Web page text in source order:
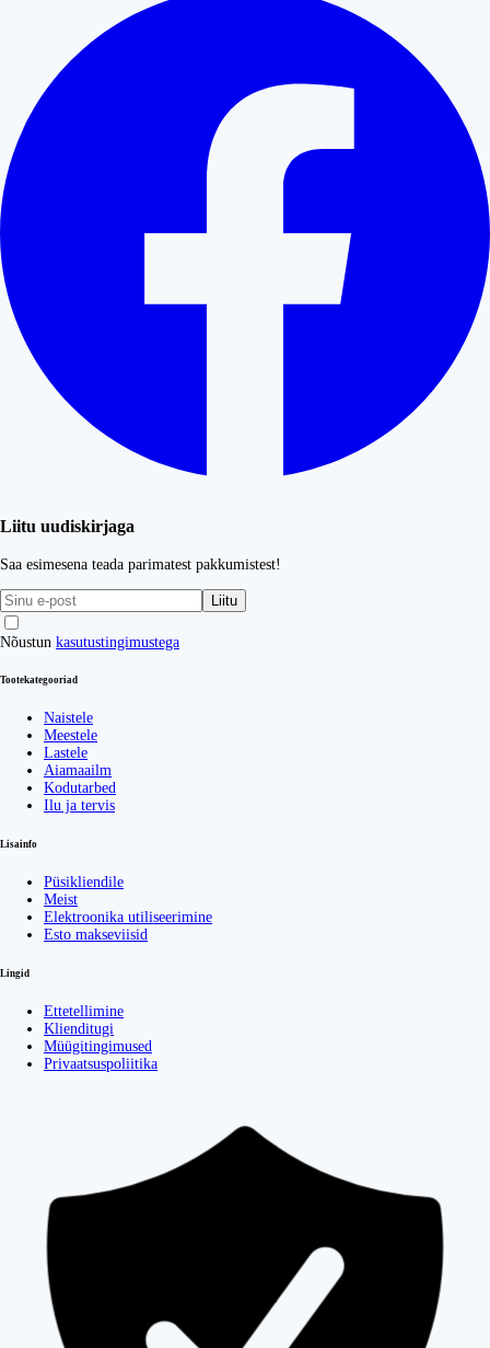
Liitu uudiskirjaga
Saa esimesena teada parimatest pakkumistest!
Liitu
Nõustun kasutustingimustega
Tootekategooriad
Naistele
Meestele
Lastele
Aiamaailm
Kodutarbed
Ilu ja tervis
Lisainfo
Püsikliendile
Meist
Elektroonika utiliseerimine
Esto makseviisid
Lingid
Ettetellimine
Klienditugi
Müügitingimused
Privaatsuspoliitika